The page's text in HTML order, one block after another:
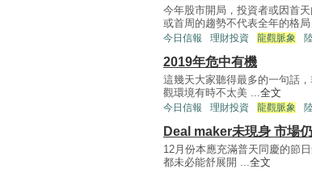
今年股市開局，投資者或因首
或首周的趨勢不代表全年的格
今日信報 理財投資 龍觀脈象
2019年危中有機
這幾天大家聽得最多的一句話
觀環境有時不太美 ...全文
今日信報 理財投資 龍觀脈象
Deal maker未現身 市場
12月份本應充滿普天同慶的節
都未必能舒展開 ...全文